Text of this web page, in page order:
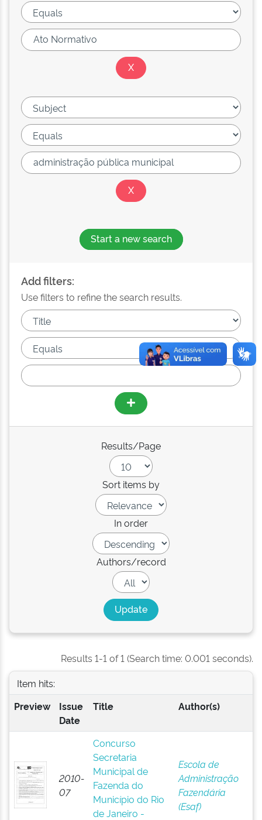
Start a new search
Add filters:
Use filters to refine the search results.
Results/Page
Sort items by
In order
Authors/record
Results 1-1 of 1 (Search time: 0.001 seconds).
Item hits:
Preview
Issue
Date
Title Author(s)
2010-
07
Concurso
Secretaria
Municipal de
Fazenda do
Município do Rio
de Janeiro -
Escola de
Administração
Fazendária
(Esaf)